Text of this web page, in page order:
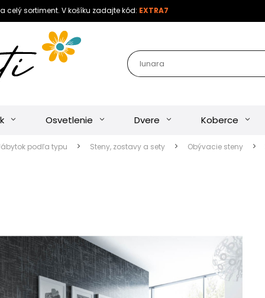
celý sortiment. V košíku zadajte kód: EXTRA7
Osvetlenie Dvere Koberce
podľa typu Steny, zostavy a sety Obývacie steny